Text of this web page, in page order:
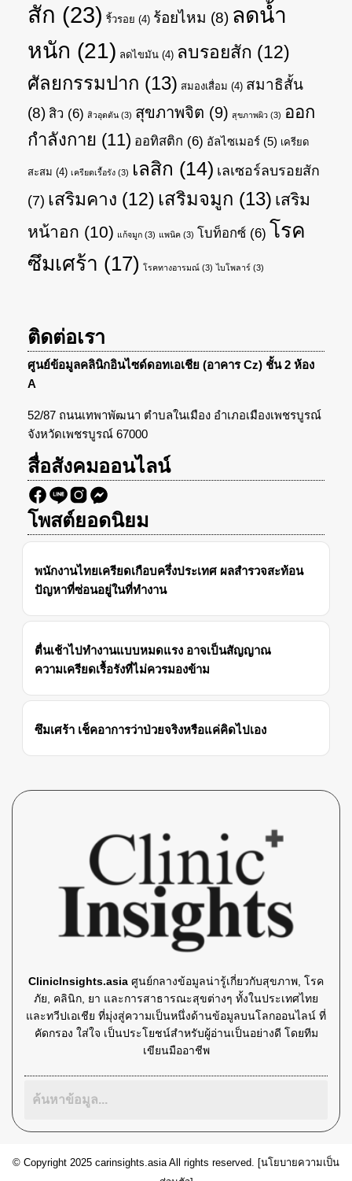
สัก (23) ริ้วรอย (4) ร้อยไหม (8) ลดน้ำ
หนัก (21) ลดไขมัน (4) ลบรอยสัก (12)
ศัลยกรรมปาก (13) สมองเสื่อม (4) สมาธิสั้น
(8) สิว (6) สิวอุดตัน (3) สุขภาพจิต (9) สุขภาพผิว (3) ออก
กำลังกาย (11) ออทิสติก (6) อัลไซเมอร์ (5) เครียด
สะสม (4) เครียดเรื้อรัง (3) เลสิก (14) เลเซอร์ลบรอยสัก
(7) เสริมคาง (12) เสริมจมูก (13) เสริม
หน้าอก (10) แก้จมูก (3) แพนิค (3) โบท็อกซ์ (6) โรค
ซึมเศร้า (17) โรคทางอารมณ์ (3) ไบโพลาร์ (3)
ติดต่อเรา
ศูนย์ข้อมูลคลินิกอินไซด์ดอทเอเชีย (อาคาร Cz) ชั้น 2 ห้อง
A
52/87 ถนนเทพาพัฒนา ตำบลในเมือง อำเภอเมืองเพชรบูรณ์
จังหวัดเพชรบูรณ์ 67000
สื่อสังคมออนไลน์
โพสต์ยอดนิยม
พนักงานไทยเครียดเกือบครึ่งประเทศ ผลสำรวจสะท้อน
ปัญหาที่ซ่อนอยู่ในที่ทำงาน
ตื่นเช้าไปทำงานแบบหมดแรง อาจเป็นสัญญาณ
ความเครียดเรื้อรังที่ไม่ควรมองข้าม
ซึมเศร้า เช็คอาการว่าป่วยจริงหรือแค่คิดไปเอง
ClinicInsights.asia ศูนย์กลางข้อมูลน่ารู้เกี่ยวกับสุขภาพ, โรค
ภัย, คลินิก, ยา และการสาธารณะสุขต่างๆ ทั้งในประเทศไทย
และทวีปเอเชีย ที่มุ่งสู่ความเป็นหนึ่งด้านข้อมูลบนโลกออนไลน์ ที่
คัดกรอง ใส่ใจ เป็นประโยชน์สำหรับผู้อ่านเป็นอย่างดี โดยทีม
เขียนมืออาชีพ
© Copyright 2025 carinsights.asia All rights reserved. [นโยบายความเป็น